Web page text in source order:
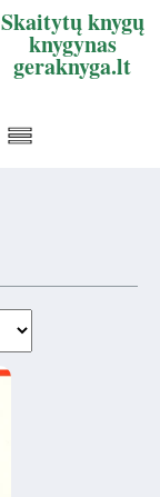
Skaitytų knygų
knygynas
geraknyga.lt